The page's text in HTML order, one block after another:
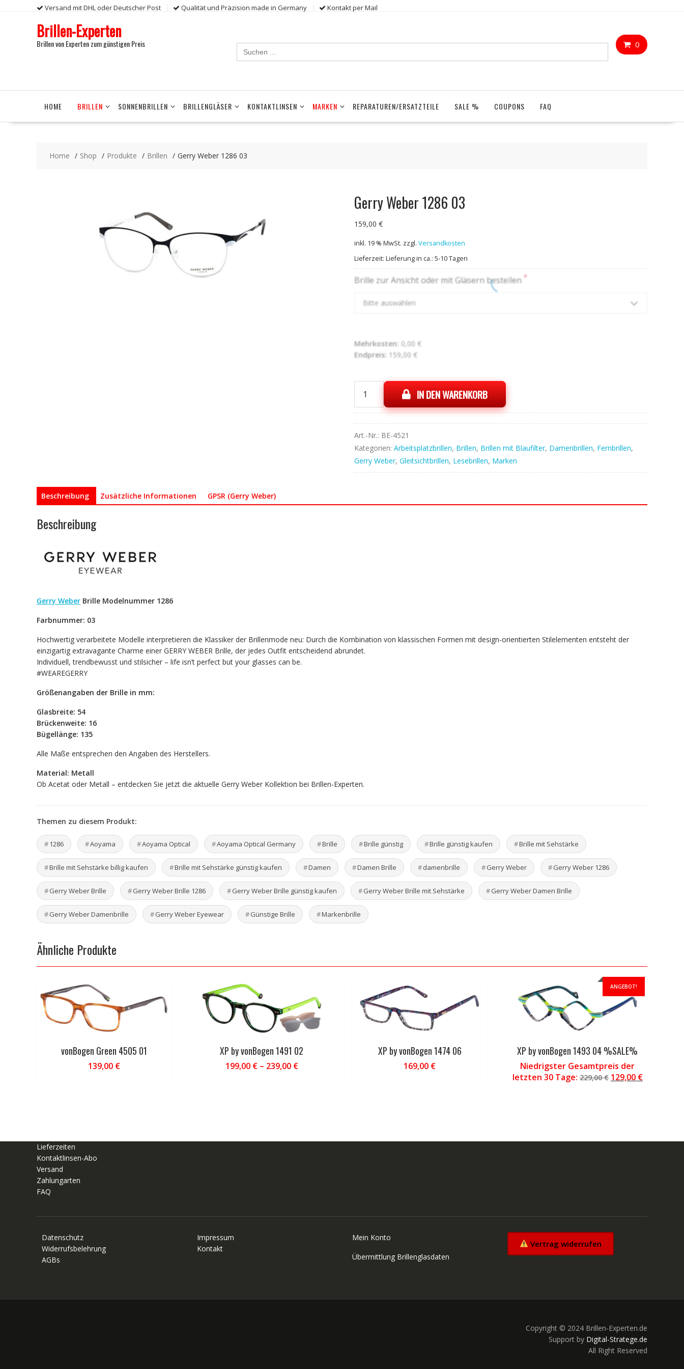
Versand mit DHL oder Deutscher Post Qualität und Präzision made in Germany Kontakt per Mail
Brillen-Experten
Brillen von Experten zum günstigen Preis 0
Search
for:
HOME BRILLEN SONNENBRILLEN BRILLENGLÄSER KONTAKTLINSEN MARKEN REPARATUREN/ERSATZTEILE SALE % COUPONS FAQ
Home Shop Produkte Brillen Gerry Weber 1286 03
Gerry Weber 1286 03
159,00 €
inkl. 19 % MwSt. zzgl. Versandkosten
Lieferzeit: Lieferung in ca.: 5-10 Tagen
Brille zur Ansicht oder mit Gläsern bestellen*
Bitte auswählen
Mehrkosten: 0,00 €
Endpreis: 159,00 €
Gerry
Weber
1286
03
Menge
IN DEN WARENKORB
Art.-Nr.: BE-4521
Kategorien: Arbeitsplatzbrillen, Brillen, Brillen mit Blaufilter, Damenbrillen, Fernbrillen,
Gerry Weber, Gleitsichtbrillen, Lesebrillen, Marken
Beschreibung Zusätzliche Informationen GPSR (Gerry Weber)
Beschreibung
Gerry Weber Brille Modelnummer 1286
Farbnummer: 03
Hochwertig verarbeitete Modelle interpretieren die Klassiker der Brillenmode neu: Durch die Kombination von klassischen Formen mit design-orientierten Stilelementen entsteht der
einzigartig extravagante Charme einer GERRY WEBER Brille, der jedes Outfit entscheidend abrundet.
Individuell, trendbewusst und stilsicher – life isn’t perfect but your glasses can be.
#WEAREGERRY
Größenangaben der Brille in mm:
Glasbreite: 54
Brückenweite: 16
Bügellänge: 135
Alle Maße entsprechen den Angaben des Herstellers.
Material: Metall
Ob Acetat oder Metall – entdecken Sie jetzt die aktuelle Gerry Weber Kollektion bei Brillen-Experten.
Themen zu diesem Produkt:
1286 Aoyama Aoyama Optical Aoyama Optical Germany Brille Brille günstig Brille günstig kaufen Brille mit Sehstärke
Brille mit Sehstärke billig kaufen Brille mit Sehstärke günstig kaufen Damen Damen Brille damenbrille Gerry Weber Gerry Weber 1286
Gerry Weber Brille Gerry Weber Brille 1286 Gerry Weber Brille günstig kaufen Gerry Weber Brille mit Sehstärke Gerry Weber Damen Brille
Gerry Weber Damenbrille Gerry Weber Eyewear Günstige Brille Markenbrille
Ähnliche Produkte
vonBogen Green 4505 01
139,00 €
XP by vonBogen 1491 02
199,00 €– 239,00 €
XP by vonBogen 1474 06
169,00 €
ANGEBOT!
XP by vonBogen 1493 04 %SALE%
Niedrigster Gesamtpreis der
letzten 30 Tage: 229,00€ Ursprünglicher
129,00 €Aktueller
Lieferzeiten
Kontaktlinsen-Abo
Versand
Zahlungarten
FAQ
Datenschutz
Widerrufsbelehrung
AGBs
Impressum
Kontakt
Mein Konto
Übermittlung Brillenglasdaten
Vertrag widerrufen
Copyright © 2024 Brillen-Experten.de
Support by Digital-Stratege.de
All Right Reserved